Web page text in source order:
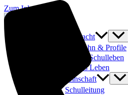
Zum Inhalt springen
Was uns ausmacht
Laufbahn & Profile
Buntes Schulleben
Fit fürs Leben
Schulgemeinschaft
Schulleitung